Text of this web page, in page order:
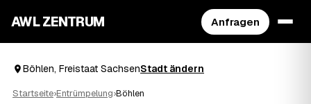
AWL ZENTRUM Anfragen
Böhlen, Freistaat SachsenStadt ändern
Startseite›Entrümpelung›Böhlen